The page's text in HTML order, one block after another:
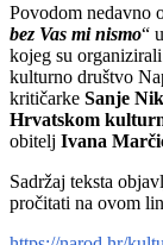
Povodom nedavno
bez Vas mi nismo“
kojeg su
kulturno društvo
kritičarke Sanje
Hrvatskom
obitelj Ivana
Sadržaj teksta
pročitati na ovom